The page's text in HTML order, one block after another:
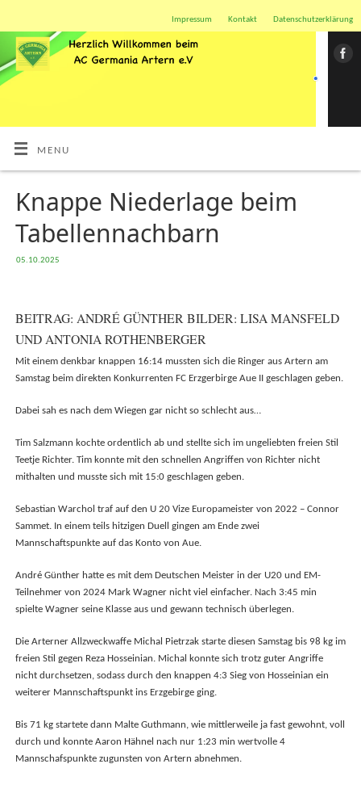
Impressum Kontakt Datenschutzerklärung
MENU
Knappe Niederlage beim
Tabellennachbarn
05.10.2025
BEITRAG: ANDRÉ GÜNTHER BILDER: LISA MANSFELD
UND ANTONIA ROTHENBERGER
Mit einem denkbar knappen 16:14 mussten sich die Ringer aus Artern am
Samstag beim direkten Konkurrenten FC Erzgerbirge Aue II geschlagen geben.
Dabei sah es nach dem Wiegen gar nicht so schlecht aus…
Tim Salzmann kochte ordentlich ab und stellte sich im ungeliebten freien Stil
Teetje Richter. Tim konnte mit den schnellen Angriffen von Richter nicht
mithalten und musste sich mit 15:0 geschlagen geben.
Sebastian Warchol traf auf den U 20 Vize Europameister von 2022 – Connor
Sammet. In einem teils hitzigen Duell gingen am Ende zwei
Mannschaftspunkte auf das Konto von Aue.
André Günther hatte es mit dem Deutschen Meister in der U20 und EM-
Teilnehmer von 2024 Mark Wagner nicht viel einfacher. Nach 3:45 min
spielte Wagner seine Klasse aus und gewann technisch überlegen.
Die Arterner Allzweckwaffe Michal Pietrzak starte diesen Samstag bis 98 kg im
freien Stil gegen Reza Hosseinian. Michal konnte sich trotz guter Angriffe
nicht durchsetzen, sodass durch den knappen 4:3 Sieg von Hosseinian ein
weiterer Mannschaftspunkt ins Erzgebirge ging.
Bis 71 kg startete dann Malte Guthmann, wie mittlerweile ja fast gewohnt, voll
durch und konnte Aaron Hähnel nach nur 1:23 min wertvolle 4
Mannschafspunkte zugunsten von Artern abnehmen.